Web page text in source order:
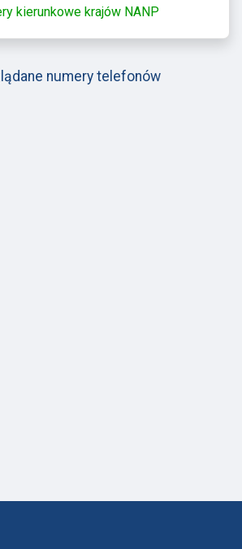
kierunkowe krajów NANP
numery telefonów